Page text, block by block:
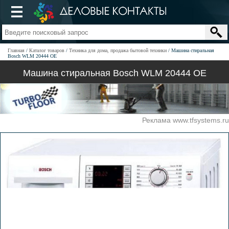
Главная Каталог товаров Техника для дома, продажа бытовой техники
Машина стиральная
Bosch WLM 20444 OE
Машина стиральная Bosch WLM 20444 OE
Реклама www.tfsystems.ru